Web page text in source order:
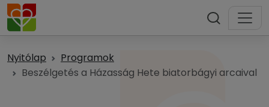
Nyitólap
Programok
Beszélgetés a Házasság Hete biatorbágyi arcaival